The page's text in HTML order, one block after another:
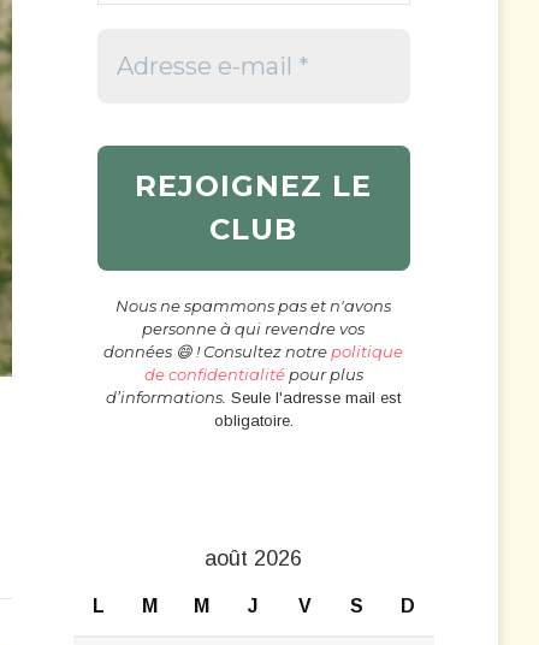
Nous ne spammons pas et n'avons
personne à qui revendre vos
données 😄 ! Consultez notre politique
de confidentialitépour plus
d’informations. Seule l'adresse mail est
obligatoire.
août 2026
L M M J V S D